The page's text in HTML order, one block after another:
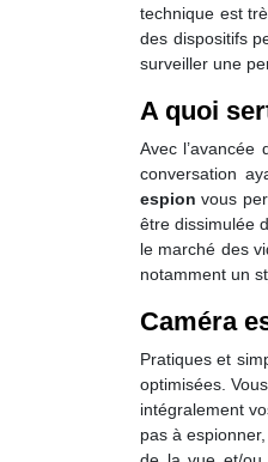
technique est
des dispositifs
surveiller une
A quoi
Avec
conversation
espion vous
être dissimulée
le marché des
notamment un
Caméra
Pratiques et
optimisées.
intégralement
pas à